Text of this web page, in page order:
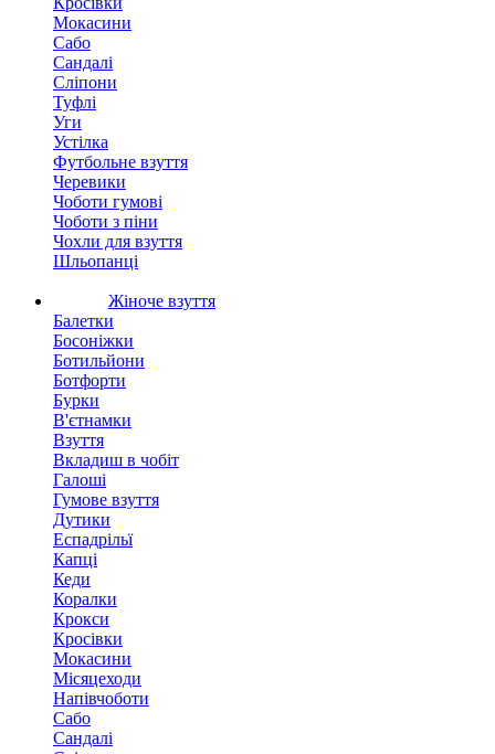
Мокасини
Сабо
Сандалі
Сліпони
Туфлі
Уги
Устілка
Футбольне взуття
Черевики
Чоботи гумові
Чоботи з піни
Чохли для взуття
Шльопанці
Жіноче взуття
Балетки
Босоніжки
Ботильйони
Ботфорти
Бурки
В'єтнамки
Взуття
Вкладиш в чобіт
Галоші
Гумове взуття
Дутики
Еспадрільї
Капці
Кеди
Коралки
Крокси
Кросівки
Мокасини
Місяцеходи
Напівчоботи
Сабо
Сандалі